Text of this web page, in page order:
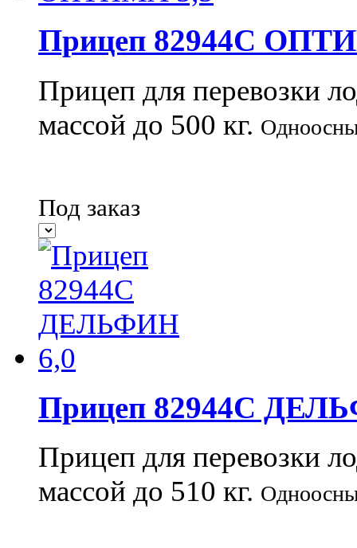
Прицеп 82944С
Прицеп для перевозки
массой до 500 кг.
Под заказ
Прицеп 82944С
Прицеп для перевозки
массой до 510 кг.